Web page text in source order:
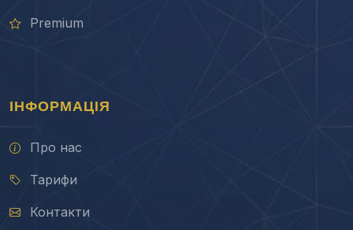
Premium
ІНФОРМАЦІЯ
Про нас
Тарифи
Контакти